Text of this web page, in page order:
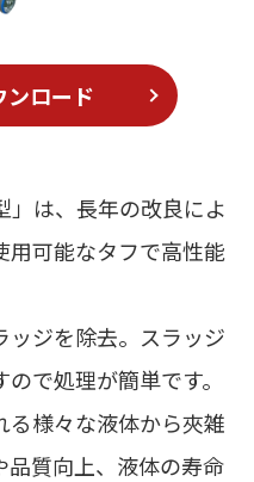
ンロード
」は、長年の改良によ
用可能なタフで高性能
ッジを除去。スラッジ
で処理が簡単です。
様々な液体から夾雑
質向上、液体の寿命